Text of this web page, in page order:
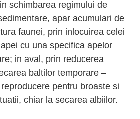
schimbarea regimului de
apar acumulari de
faunei, prin inlocuirea celei
cu una specifica apelor
in aval, prin reducerea
baltilor temporare –
pentru broaste si
chiar la secarea albiilor.